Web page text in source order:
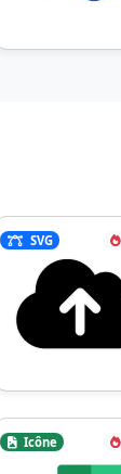
SVG
Icône